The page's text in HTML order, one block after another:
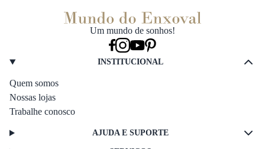
Um mundo de sonhos!
INSTITUCIONAL
Quem somos
Nossas lojas
Trabalhe conosco
AJUDA E SUPORTE